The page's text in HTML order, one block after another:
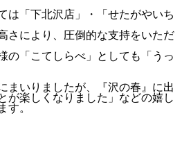
は「下北沢店」・「せたがやいち
さにより、圧倒的な支持をいただ
の「こてしらべ」としても「うっ
まいりましたが、『沢の春』に出
が楽しくなりました」などの嬉し
す。